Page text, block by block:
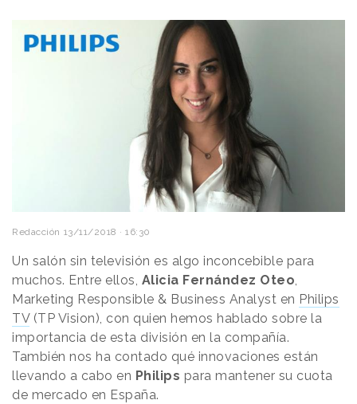
Redacción 13/11/2018 · 16:30
Un salón sin televisión es algo inconcebible para
muchos. Entre ellos, Alicia Fernández Oteo,
Marketing Responsible & Business Analyst en Philips
TV(TP Vision), con quien hemos hablado sobre la
importancia de esta división en la compañía.
También nos ha contado qué innovaciones están
llevando a cabo en Philips para mantener su cuota
de mercado en España.